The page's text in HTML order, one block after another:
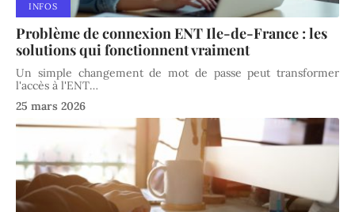
INFOS
Problème de connexion ENT Ile-de-France : les
solutions qui fonctionnent vraiment
Un simple changement de mot de passe peut transformer
l'accès à l'ENT…
25 mars 2026